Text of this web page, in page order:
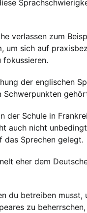
verlassen zum
um sich auf
fokussieren.
der englischen
Schwerpunkten
der Schule in
auch nicht
das Sprechen gelegt.
eher dem
du betreiben musst,
zu